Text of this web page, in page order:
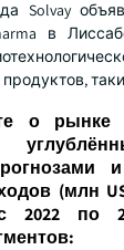
Solvay
в
о рынке
(млн
2022 по